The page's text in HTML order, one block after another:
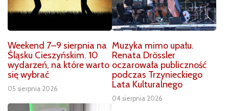
Weekend 7–9 sierpnia na
Śląsku Cieszyńskim. 10
wydarzeń, na które warto
się wybrać
05 sierpnia 2026
Muzyka mimo upału.
Renata Drössler
oczarowała publiczność
podczas Trzynieckiego
Lata Kulturalnego
04 sierpnia 2026